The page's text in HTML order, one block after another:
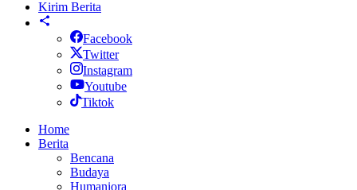
Kirim Berita
Facebook
Twitter
Instagram
Youtube
Tiktok
Home
Berita
Bencana
Budaya
Humaniora